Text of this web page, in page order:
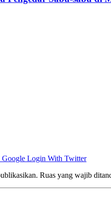
Login With Twitter
Ruas yang wajib